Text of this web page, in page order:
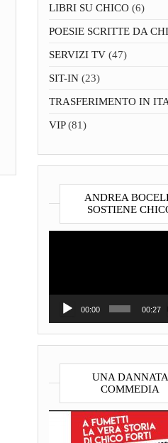
LIBRI SU CHICO(6)
POESIE SCRITTE DA
SERVIZI TV(47)
SIT-IN(23)
TRASFERIMENTO IN
VIP(81)
ANDREA
SOSTIENE
00:00 00:27
UNA DANNATA
COMMEDIA